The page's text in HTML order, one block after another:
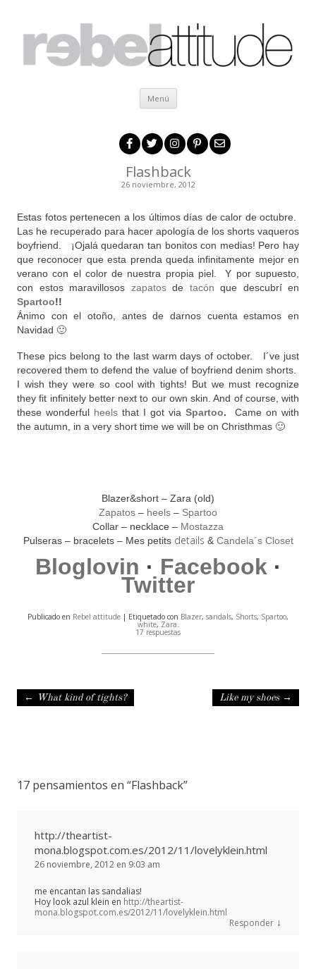
Menú Ir al contenido
Flashback
26 noviembre, 2012
Estas fotos pertenecen a los últimos días de calor de octubre.
Las he recuperado para hacer apología de los shorts vaqueros
boyfriend. ¡Ojalá quedaran tan bonitos con medias! Pero hay
que reconocer que esta prenda queda infinitamente mejor en
verano con el color de nuestra propia piel. Y por supuesto,
con estos maravillosos zapatos de tacón que descubrí en
Spartoo!!
Ánimo con el otoño, antes de darnos cuenta estamos en
Navidad 🙂
These pics belong to the last warm days of october. I´ve just
recovered them to defend the value of boyfriend denim shorts.
I wish they were so cool with tights! But we must recognize
they fit infinitely better next to our own skin. And of course, with
these wonderful heels that I got via Spartoo. Came on with
the autumn, in a very short time we will be on Christhmas 🙂
Blazer&short – Zara (old)
Zapatos – heels – Spartoo
Collar – necklace – Mostazza
Pulseras – bracelets – Mes petits details & Candela´s Closet
Bloglovin · Facebook ·
Twitter
Publicado en Rebel attitude | Etiquetado con Blazer, sandals, Shorts, Spartoo,
white, Zara.
17 respuestas
Navegación de entradas
← What kind of tights? Like my shoes →
17 pensamientos en “Flashback”
http://theartist-
mona.blogspot.com.es/2012/11/lovelyklein.html
26 noviembre, 2012 en 9:03 am
me encantan las sandalias!
Hoy look azul klein en http://theartist-
mona.blogspot.com.es/2012/11/lovelyklein.html
Responder ↓